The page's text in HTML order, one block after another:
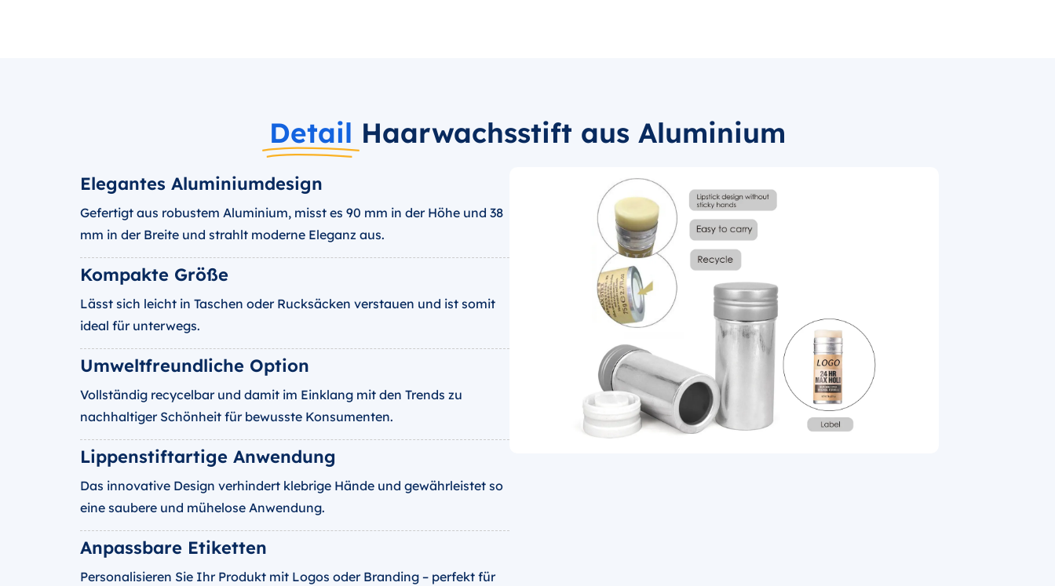
Detail Haarwachsstift aus Aluminium
Elegantes Aluminiumdesign
Gefertigt aus robustem Aluminium, misst es 90 mm in der Höhe und 38
mm in der Breite und strahlt moderne Eleganz aus.
Kompakte Größe
Lässt sich leicht in Taschen oder Rucksäcken verstauen und ist somit
ideal für unterwegs.
Umweltfreundliche Option
Vollständig recycelbar und damit im Einklang mit den Trends zu
nachhaltiger Schönheit für bewusste Konsumenten.
Lippenstiftartige Anwendung
Das innovative Design verhindert klebrige Hände und gewährleistet so
eine saubere und mühelose Anwendung.
Anpassbare Etiketten
Personalisieren Sie Ihr Produkt mit Logos oder Branding – perfekt für